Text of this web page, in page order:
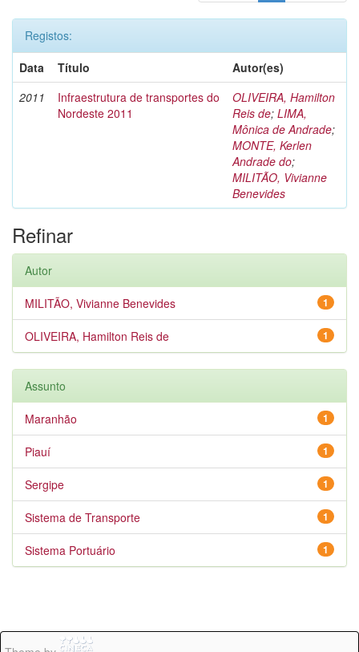
Registos:
Data
Título
Autor(es)
2011
Infraestrutura de transportes do
Nordeste 2011
OLIVEIRA, Hamilton
Reis de; LIMA,
Mônica de Andrade;
MONTE, Kerlen
Andrade do;
MILITÃO, Vivianne
Benevides
Refinar
Autor
1
MILITÃO, Vivianne Benevides
1
OLIVEIRA, Hamilton Reis de
Assunto
1
Maranhão
1
Piauí
1
Sergipe
1
Sistema de Transporte
1
Sistema Portuário